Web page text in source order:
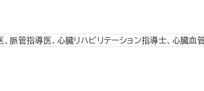
脈管指導医、心臓リハビリテーション指導士、心臓